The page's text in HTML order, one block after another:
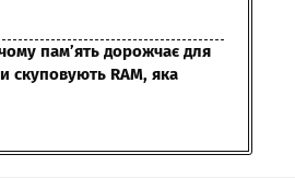
пам’ять дорожчає для
скуповують RAM, яка